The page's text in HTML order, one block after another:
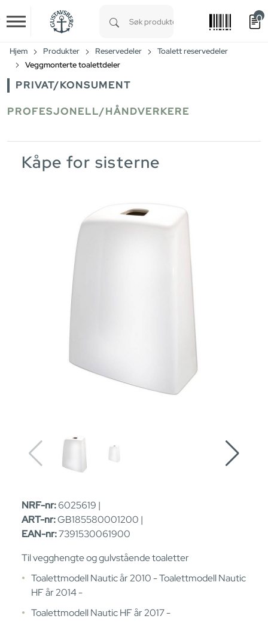
Skip to main content
0
Hjem Produkter Reservedeler
Toalett reservedeler
Veggmonterte toalettdeler
PRIVAT/KONSUMENT
PROFESJONELL/HÅNDVERKERE
Kåpe for sisterne
NRF-nr:6025619 |
ART-nr:GB185580001200 |
EAN-nr:7391530061900
Til vegghengte og gulvstående toaletter
Toalettmodell Nautic år 2010 - Toalettmodell Nautic
HF år 2014 -
Toalettmodell Nautic HF år 2017 -